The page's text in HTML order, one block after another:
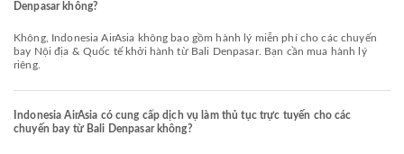
Denpasar không?
Không, Indonesia AirAsia không bao gồm hành lý miễn phí cho các chuyến
bay Nội địa & Quốc tế khởi hành từ Bali Denpasar. Bạn cần mua hành lý
riêng.
Indonesia AirAsia có cung cấp dịch vụ làm thủ tục trực tuyến cho các
chuyến bay từ Bali Denpasar không?